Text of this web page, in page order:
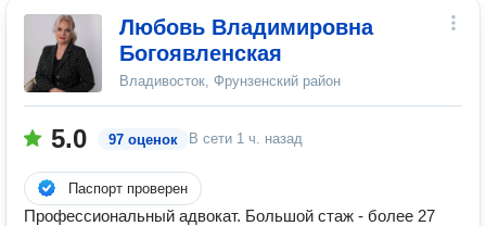
Любовь Владимировна
Богоявленская
Владивосток, Фрунзенский район
5.0 97 оценок В сети 1 ч. назад
Паспорт проверен
Профессиональный адвокат. Большой стаж - более 27